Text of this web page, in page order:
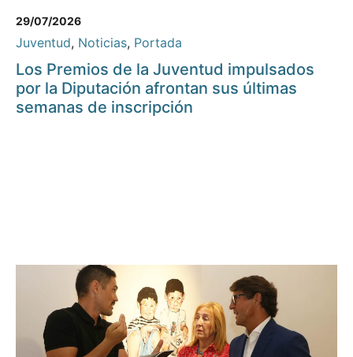
29/07/2026
Juventud, Noticias, Portada
Los Premios de la Juventud impulsados
por la Diputación afrontan sus últimas
semanas de inscripción